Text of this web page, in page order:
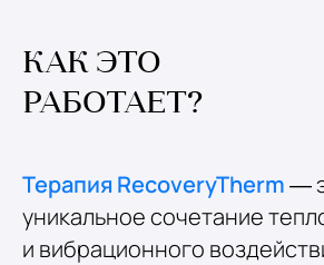
КАК ЭТО
РАБОТАЕТ?
Терапия RecoveryTherm—
уникальное сочетание
и вибрационного